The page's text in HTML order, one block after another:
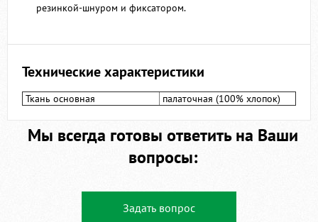
резинкой-шнуром и фиксатором.
Технические характеристики
Ткань основная палаточная (100% хлопок)
Мы всегда готовы ответить на Ваши
вопросы:
Задать вопрос